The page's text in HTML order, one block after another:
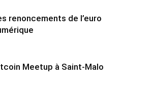
renoncements de l’euro
Meetup à Saint-Malo